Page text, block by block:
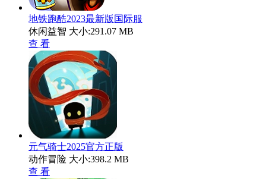
地铁跑酷2023最新版国际服
休闲益智 大小:291.07 MB
查 看
元气骑士2025官方正版
动作冒险 大小:398.2 MB
查 看